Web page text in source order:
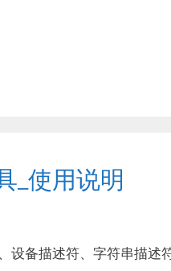
_使用说明
设备描述符、字符串描述